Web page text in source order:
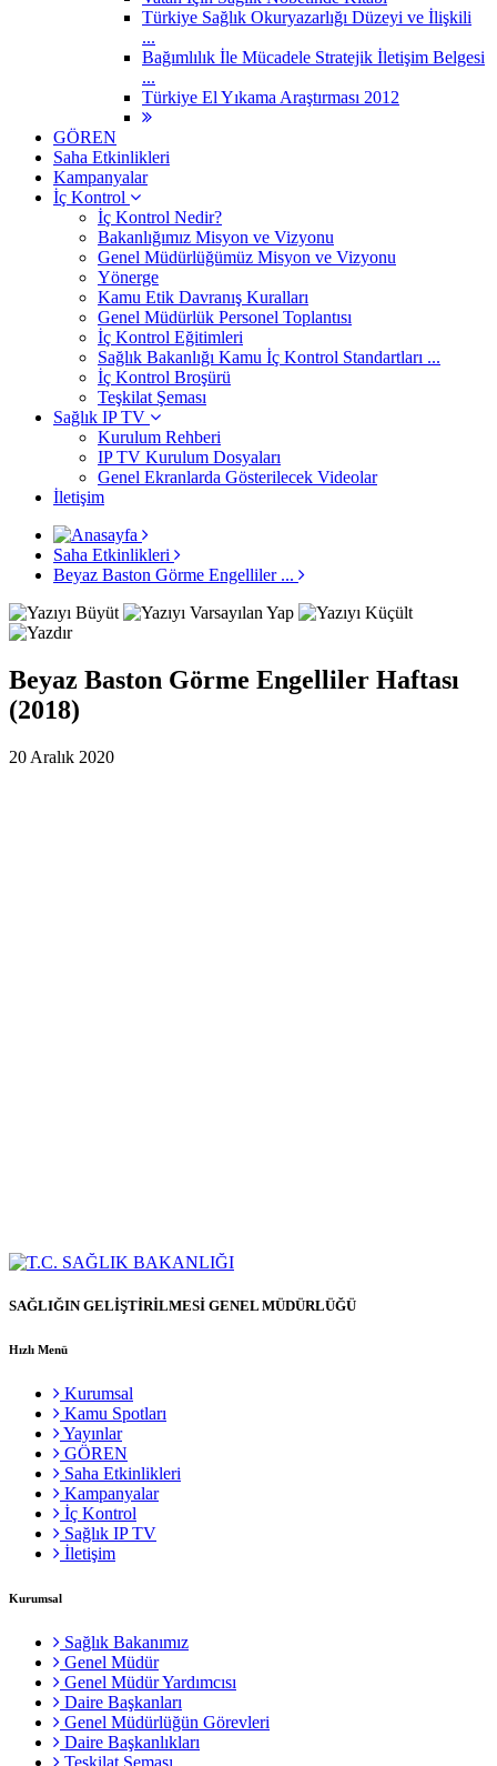
Türkiye Sağlık Okuryazarlığı Düzeyi ve İlişkili
...
Bağımlılık İle Mücadele Stratejik İletişim Belgesi
...
Türkiye El Yıkama Araştırması 2012
GÖREN
Saha Etkinlikleri
Kampanyalar
İç Kontrol
İç Kontrol Nedir?
Bakanlığımız Misyon ve Vizyonu
Genel Müdürlüğümüz Misyon ve Vizyonu
Yönerge
Kamu Etik Davranış Kuralları
Genel Müdürlük Personel Toplantısı
İç Kontrol Eğitimleri
Sağlık Bakanlığı Kamu İç Kontrol Standartları ...
İç Kontrol Broşürü
Teşkilat Şeması
Sağlık IP TV
Kurulum Rehberi
IP TV Kurulum Dosyaları
Genel Ekranlarda Gösterilecek Videolar
İletişim
Saha Etkinlikleri
Beyaz Baston Görme Engelliler ...
Beyaz Baston Görme Engelliler Haftası
(2018)
20 Aralık 2020
SAĞLIĞIN GELİŞTİRİLMESİ GENEL MÜDÜRLÜĞÜ
Hızlı Menü
Kurumsal
Kamu Spotları
Yayınlar
GÖREN
Saha Etkinlikleri
Kampanyalar
İç Kontrol
Sağlık IP TV
İletişim
Kurumsal
Sağlık Bakanımız
Genel Müdür
Genel Müdür Yardımcısı
Daire Başkanları
Genel Müdürlüğün Görevleri
Daire Başkanlıkları